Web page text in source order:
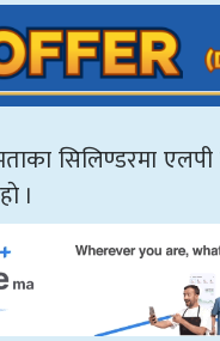
सिलिण्डरमा एलपी
।